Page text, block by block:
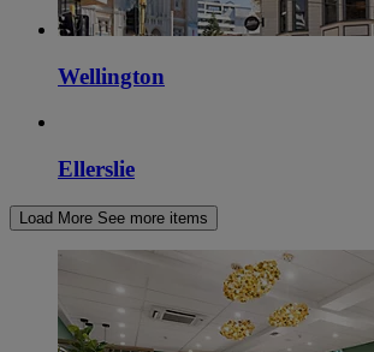
Wellington
Ellerslie
Load More See more items